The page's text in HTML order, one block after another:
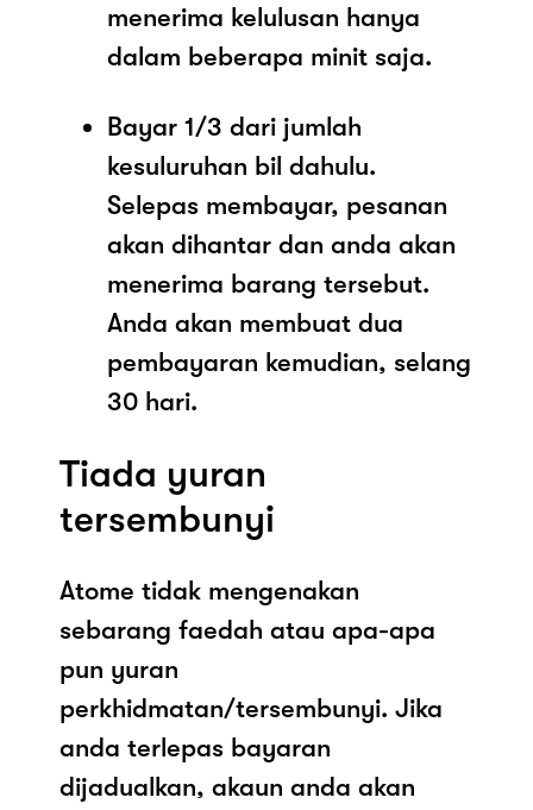
menerima kelulusan hanya
dalam beberapa minit saja.
Bayar 1/3 dari jumlah
kesuluruhan bil dahulu.
Selepas membayar, pesanan
akan dihantar dan anda akan
menerima barang tersebut.
Anda akan membuat dua
pembayaran kemudian, selang
30 hari.
Tiada yuran
tersembunyi
Atome tidak mengenakan
sebarang faedah atau apa-apa
pun yuran
perkhidmatan/tersembunyi. Jika
anda terlepas bayaran
dijadualkan, akaun anda akan